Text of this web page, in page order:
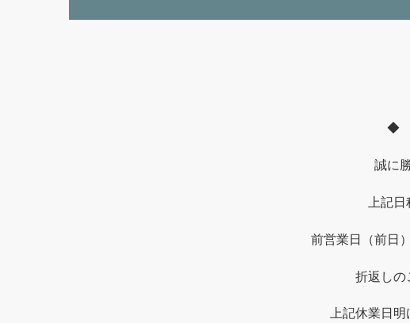
◆
誠に
上記
前営業日（前日
折返しの
上記休業日